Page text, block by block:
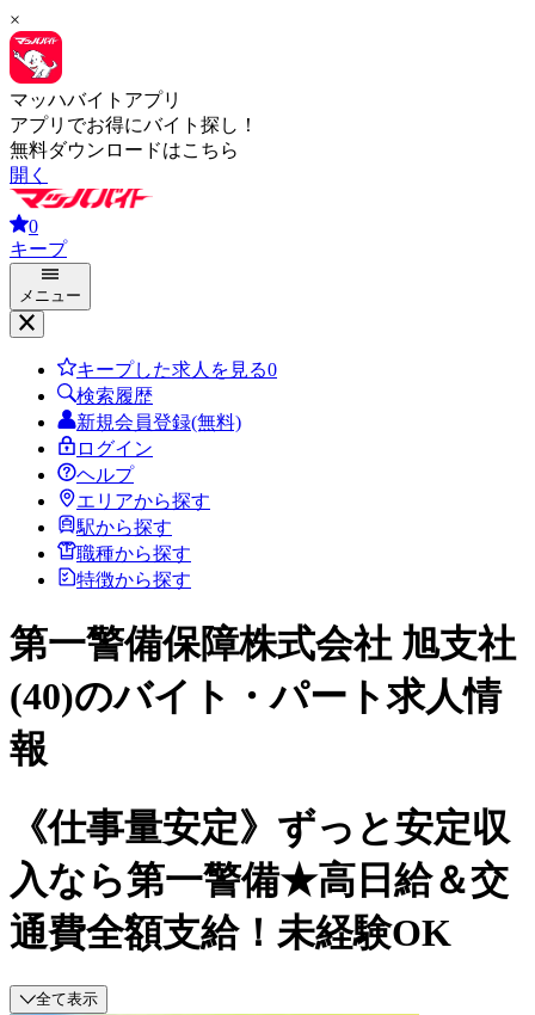
×
マッハバイトアプリ
アプリでお得にバイト探し！
無料ダウンロードはこちら
開く
0
キープ
メニュー
キープした求人を見る0
検索履歴
新規会員登録(無料)
ログイン
ヘルプ
エリアから探す
駅から探す
職種から探す
特徴から探す
第一警備保障株式会社 旭支社
(40)のバイト・パート求人情
報
《仕事量安定》ずっと安定収
入なら第一警備★高日給＆交
通費全額支給！未経験OK
全て表示